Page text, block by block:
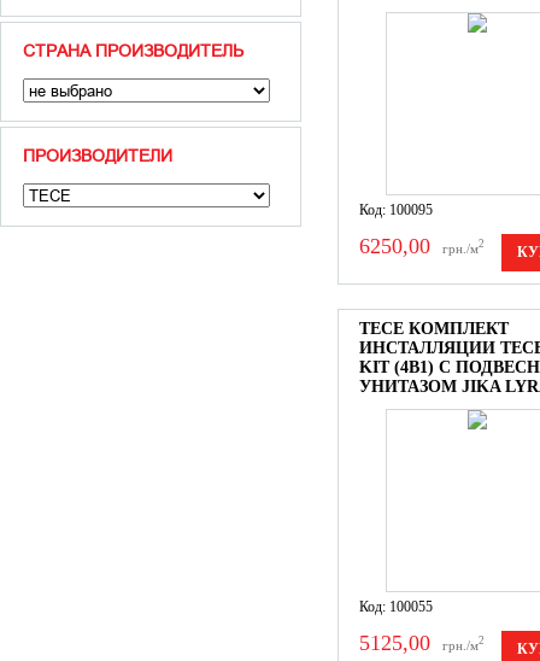
Сірий
Синій
Фіолетовий
Червоний
Чорний
СТРАНА ПРОИЗВОДИТЕЛЬ
ПРОИЗВОДИТЕЛИ
Код: 100095
6250,00 грн./м2
TECE КОМПЛЕКТ
ИНСТАЛЛЯЦИИ
KIT (4В1) С
УНИТАЗОМ JIKA
Код: 100055
5125,00 грн./м2